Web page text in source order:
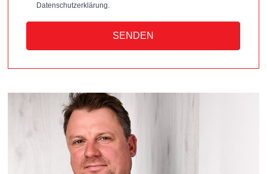
Datenschutzerklärung.
SENDEN